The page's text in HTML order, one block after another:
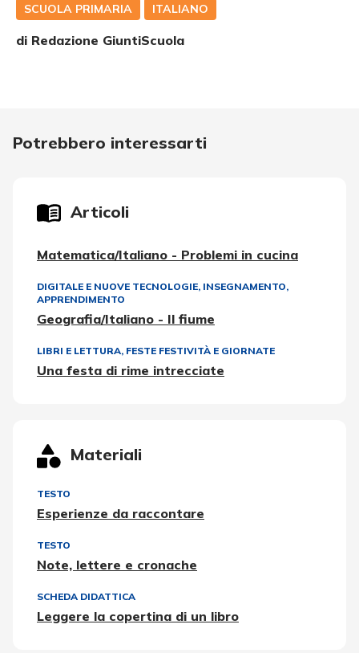
SCUOLA PRIMARIA ITALIANO
di Redazione GiuntiScuola
Potrebbero interessarti
Articoli
Matematica/Italiano - Problemi in cucina
DIGITALE E NUOVE TECNOLOGIE, INSEGNAMENTO,
APPRENDIMENTO
Geografia/Italiano - Il fiume
LIBRI E LETTURA, FESTE FESTIVITÀ E GIORNATE
Una festa di rime intrecciate
Materiali
TESTO
Esperienze da raccontare
TESTO
Note, lettere e cronache
SCHEDA DIDATTICA
Leggere la copertina di un libro